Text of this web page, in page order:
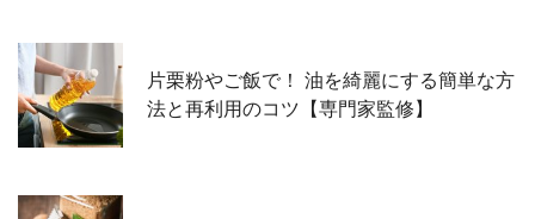
片栗粉やご飯で！ 油を綺麗にする簡単な方
法と再利用のコツ【専門家監修】